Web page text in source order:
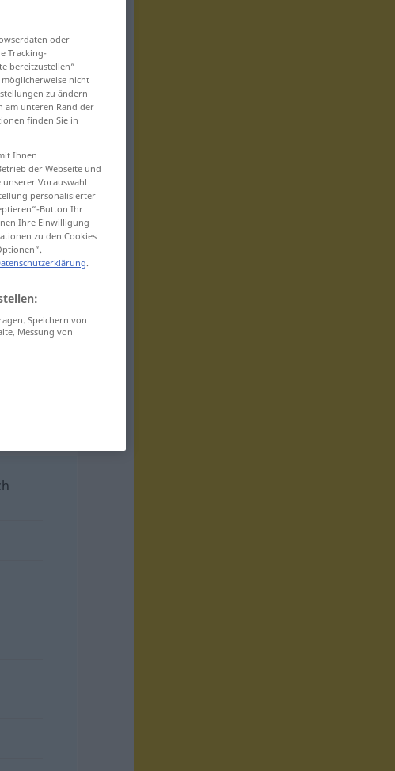
oder
Tracking-
bereitzustellen“
nicht
zu ändern
am unteren Rand der
finden Sie in
Ihnen
der Webseite und
Vorauswahl
personalisierter
Button Ihr
Ihre Einwilligung
zu den Cookies
.
Speichern von
Messung von